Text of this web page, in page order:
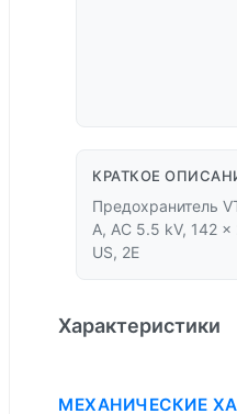
КРАТКОЕ
Предохранитель
A, AC 5.5 kV, 142
US, 2E
Характеристики
МЕХАНИЧЕСКИЕ